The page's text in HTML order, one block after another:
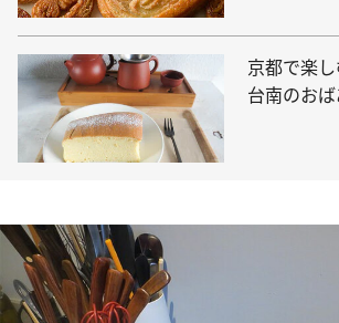
京都で楽
台南のお